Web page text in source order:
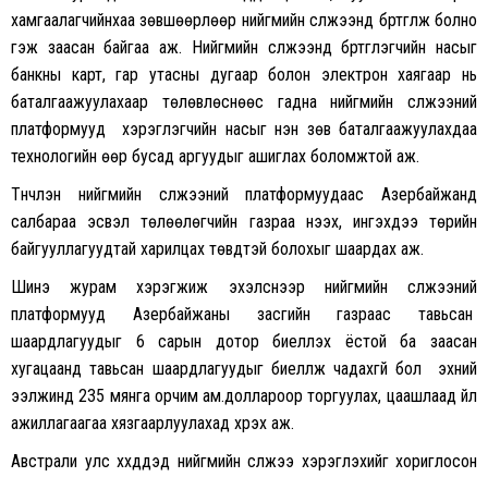
хамгаалагчийнхаа зөвшөөрлөөр нийгмийн сүлжээнд бүртгүүлж болно
гэж заасан байгаа аж. Нийгмийн сүлжээнд бүртгүүлэгчийн насыг
банкны карт, гар утасны дугаар болон электрон хаягаар нь
баталгаажуулахаар төлөвлөснөөс гадна нийгмийн сүлжээний
платформууд хэрэглэгчийн насыг үнэн зөв баталгаажуулахдаа
технологийн өөр бусад аргуудыг ашиглах боломжтой аж.
Түүнчлэн нийгмийн сүлжээний платформуудаас Азербайжанд
салбараа эсвэл төлөөлөгчийн газраа нээх, ингэхдээ төрийн
байгууллагуудтай харилцах төвүүдтэй болохыг шаардах аж.
Шинэ журам хэрэгжиж эхэлснээр нийгмийн сүлжээний
платформууд Азербайжаны засгийн газраас тавьсан
шаардлагуудыг 6 сарын дотор биелүүлэх ёстой ба заасан
хугацаанд тавьсан шаардлагуудыг биелүүлж чадахгүй бол эхний
ээлжинд 235 мянга орчим ам.доллароор торгуулах, цаашлаад үйл
ажиллагаагаа хязгаарлуулахад хүрэх аж.
Австрали улс хүүхдүүдэд нийгмийн сүлжээ хэрэглэхийг хориглосон